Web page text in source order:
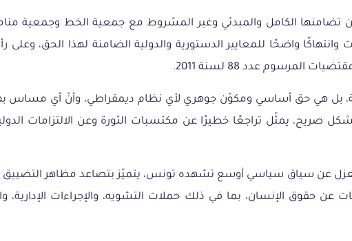
الكامل والمبدئي وغير المشروط مع جمعية الخط وجمعية
واضحًا للمعايير الدستورية والدولية الضامنة لهذا الحق،
عدد 88 لسنة 2011.
بل هي حق أساسي ومكوّن جوهري لأي نظام ديمقراطي، وأنّ أي مساس بها
صريح، يمثّل تراجعًا خطيرًا عن مكتسبات الثورة وعن الالتزامات
عن سياق سياسي أوسع تشهده تونس، يتميّز بتصاعد مظاهر التضييق
الإنسان، بما في ذلك حملات التشويه، والإجراءات الإدارية،